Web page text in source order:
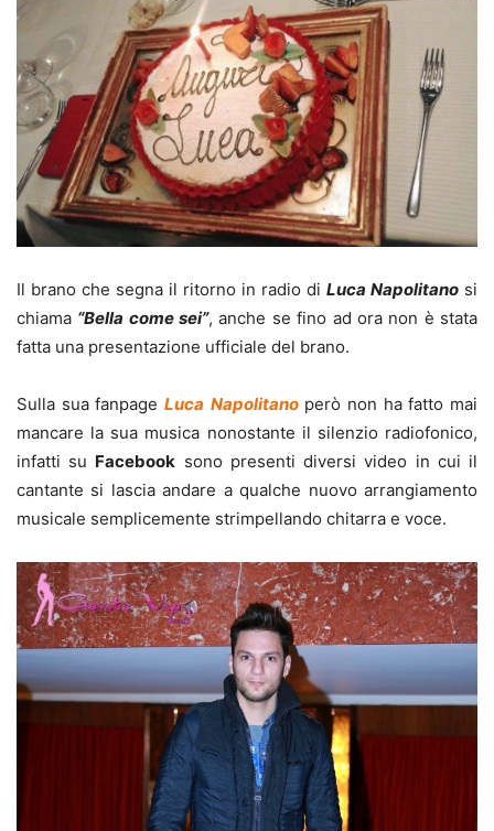
Il brano che segna il ritorno in radio di Luca Napolitano si
chiama “Bella come sei”, anche se fino ad ora non è stata
fatta una presentazione ufficiale del brano.
Sulla sua fanpage Luca Napolitanoperò non ha fatto mai
mancare la sua musica nonostante il silenzio radiofonico,
infatti su Facebook sono presenti diversi video in cui il
cantante si lascia andare a qualche nuovo arrangiamento
musicale semplicemente strimpellando chitarra e voce.